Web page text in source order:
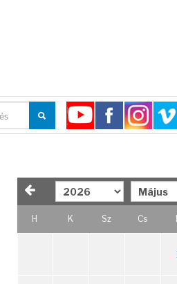
H K Sz Cs